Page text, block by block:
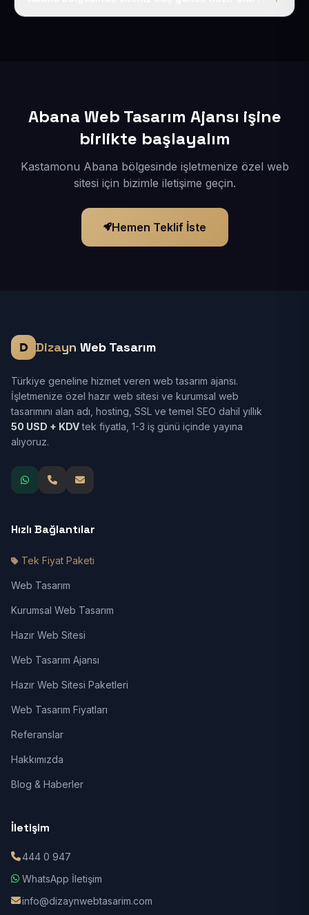
Abana Web Tasarım Ajansı işine
birlikte başlayalım
Kastamonu Abana bölgesinde işletmenize özel web
sitesi için bizimle iletişime geçin.
Hemen Teklif İste
Dizayn Web Tasarım
Türkiye geneline hizmet veren web tasarım ajansı.
İşletmenize özel hazır web sitesi ve kurumsal web
tasarımını alan adı, hosting, SSL ve temel SEO dahil yıllık
50 USD + KDVtek fiyatla, 1-3 iş günü içinde yayına
alıyoruz.
Hızlı Bağlantılar
Tek Fiyat Paketi
Web Tasarım
Kurumsal Web Tasarım
Hazır Web Sitesi
Web Tasarım Ajansı
Hazır Web Sitesi Paketleri
Web Tasarım Fiyatları
Referanslar
Hakkımızda
Blog & Haberler
İletişim
444 0 947
WhatsApp İletişim
info@dizaynwebtasarim.com